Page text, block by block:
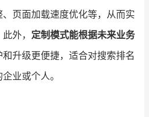
页面加载速度优化等，从而实
外， 定制模式能根据未来业务
和升级更便捷，适合对搜索排名
业或个人。